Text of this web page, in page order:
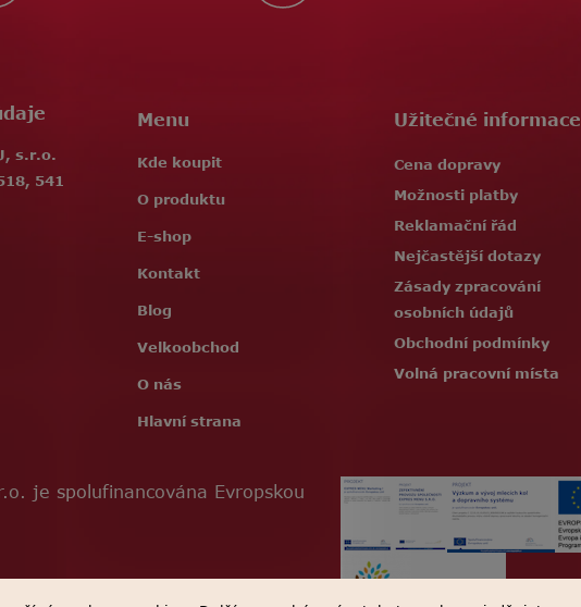
s.r.o.
541
Menu
Kde koupit
O produktu
E-shop
Kontakt
Blog
Velkoobchod
O nás
Hlavní strana
Užitečné informace
Cena dopravy
Možnosti platby
Reklamační řád
Nejčastější dotazy
Zásady zpracování
osobních údajů
Obchodní podmínky
Volná pracovní místa
je spolufinancována Evropskou